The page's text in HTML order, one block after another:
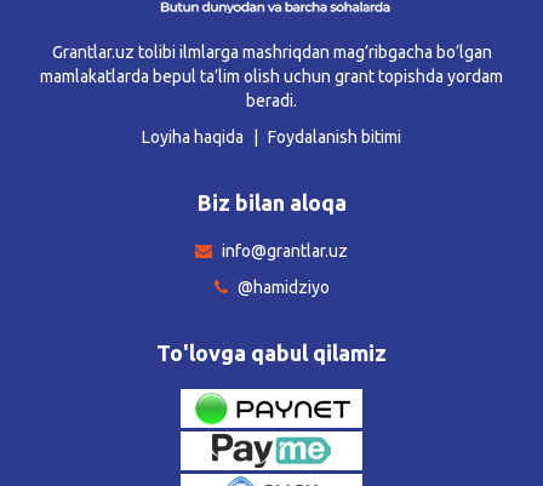
Grantlar.uz tolibi ilmlarga mashriqdan mag’ribgacha bo’lgan
mamlakatlarda bepul ta’lim olish uchun grant topishda yordam
beradi.
Loyiha haqida
Foydalanish bitimi
Biz bilan aloqa
info@grantlar.uz
@hamidziyo
To'lovga qabul qilamiz